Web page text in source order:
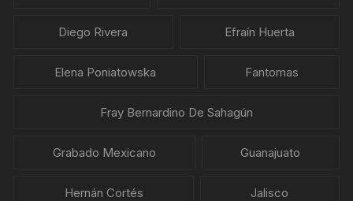
Diego Rivera Efraín Huerta
Elena Poniatowska Fantomas
Fray Bernardino De Sahagún
Grabado Mexicano Guanajuato
Hernán Cortés Jalisco